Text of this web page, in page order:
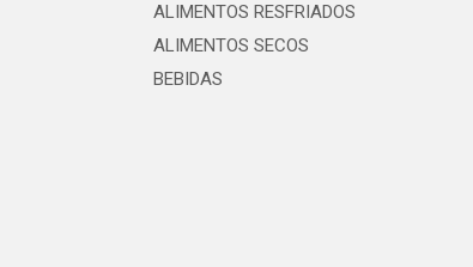
ALIMENTOS RESFRIADOS
ALIMENTOS SECOS
BEBIDAS